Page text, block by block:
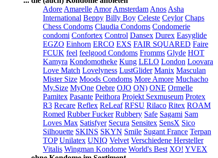
Adore Amarelle Amor Amsterdam Anos Asha
International Beppy Billy Boy Celeste Ceylor Chaps
Chess Condoms Claudia Condoms Condomerie
condomi Confortex Control Dansex Durex Easyglide
EGZO Einhorn ERCO EXS FAIR SQUARED Faire
FCUK feel feelgood Condoms Fromms Glyde HOT
Kamyra Kondomotheke Kung LELO London Loovara
Love Match Lovelyness LustGlider Manix Masculan
Mister Size Moods Condoms More Amore Muchacho
My.Size MyOne Oebre OJO ON) ONE Ormelle
Pamitex Pasante Peithora Projekt Sexmuseum Protex
R3 Recare Reflex ReLeaf RFSU Rilaco Ritex ROAM
Romed Rubber Fucker Rubbery Safe Sagami Sam
Loves Max Satisfyer Secura Sensitex SensX Sico
Silhouette SKINS SKYN Smile Sugant France Terpan
TOP Unilatex UNIQ Velvet Verschiedene Hersteller
Vitalis Wingman Kondome World's Best XO! YVEX